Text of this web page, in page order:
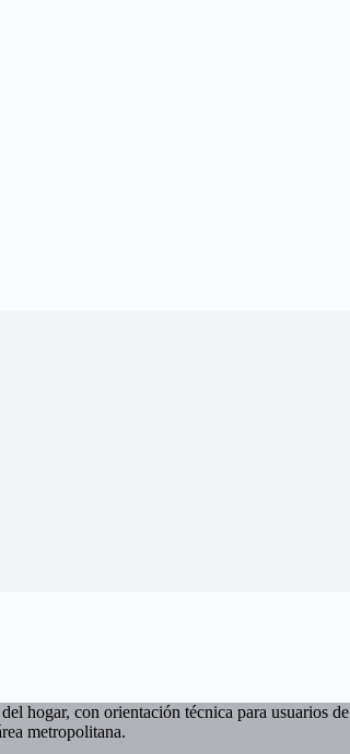
hogar, con orientación técnica para usuarios de
metropolitana.